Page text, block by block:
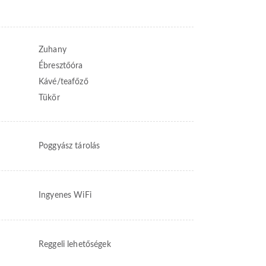
Zuhany
Ébresztőóra
Kávé/teafőző
Tükör
Poggyász tárolás
Ingyenes WiFi
Reggeli lehetőségek